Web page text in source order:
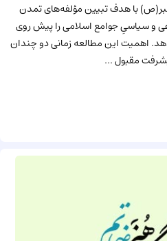
با هدف تبیین مؤلفه‌های تمدن
و سیاسیِ جوامع اسلامی را پیش روی
اهمیت این مطالعه زمانی دو چندان
مقبول ...